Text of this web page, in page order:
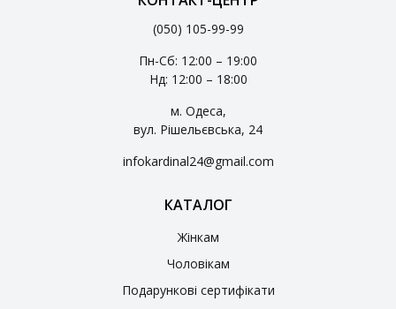
(050) 105-99-99
Пн-Сб: 12:00 – 19:00
Нд: 12:00 – 18:00
м. Одеса,
вул. Рішельєвська, 24
infokardinal24@gmail.com
КАТАЛОГ
Жінкам
Чоловікам
Подарункові сертифікати